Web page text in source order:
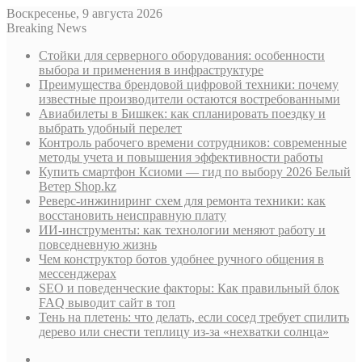
Воскресенье, 9 августа 2026
Breaking News
Стойки для серверного оборудования: особенности
выбора и применения в инфраструктуре
Преимущества брендовой цифровой техники: почему
известные производители остаются востребованными
Авиабилеты в Бишкек: как спланировать поездку и
выбрать удобный перелет
Контроль рабочего времени сотрудников: современные
методы учета и повышения эффективности работы
Купить смартфон Ксиоми — гид по выбору 2026 Белый
Ветер Shop.kz
Реверс-инжиниринг схем для ремонта техники: как
восстановить неисправную плату
ИИ-инструменты: как технологии меняют работу и
повседневную жизнь
Чем конструктор ботов удобнее ручного общения в
мессенджерах
SEO и поведенческие факторы: Как правильный блок
FAQ выводит сайт в топ
Тень на плетень: что делать, если сосед требует спилить
дерево или снести теплицу из-за «нехватки солнца»